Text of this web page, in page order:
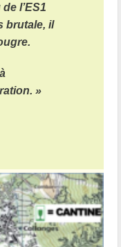
l’ES1
brutale, il
»